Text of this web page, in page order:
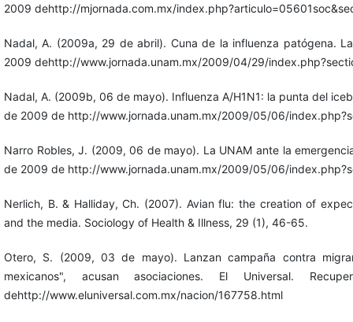
2009 dehttp://mjornada.com.mx/
Nadal, A. (2009a, 29 de abril). Cuna de la influenza patógena.
2009 dehttp://www.jornada.unam.mx/2009/04/29/
Nadal, A. (2009b, 06 de mayo). Influenza A/H1N1: la punta del
de 2009 de http://www.jornada.unam.mx/2009/05/06/
Narro Robles, J. (2009, 06 de mayo). La UNAM ante la
de 2009 de http://www.jornada.unam.mx/2009/05/06/
Nerlich, B. & Halliday, Ch. (2007). Avian flu: the creation of
and the media. Sociology of Health & Illness, 29 (1), 46-65.
Otero, S. (2009, 03 de mayo). Lanzan campaña contra
mexicanos", acusan asociaciones. El Universal.
dehttp://www.eluniversal.com.mx/nacion/167758.html